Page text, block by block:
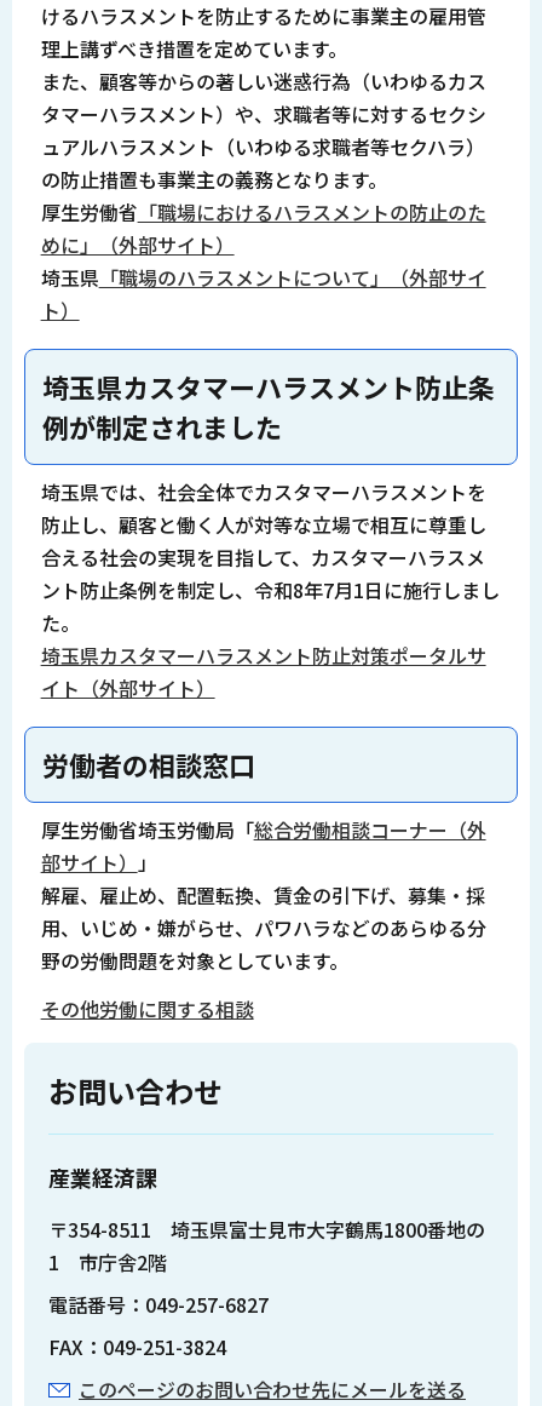
けるハラスメントを防止するために事業主の雇用管
理上講ずべき措置を定めています。
また、顧客等からの著しい迷惑行為（いわゆるカス
タマーハラスメント）や、求職者等に対するセクシ
ュアルハラスメント（いわゆる求職者等セクハラ）
の防止措置も事業主の義務となります。
厚生労働省 「職場におけるハラスメントの防止のた
めに」（外部サイト）
埼玉県 「職場のハラスメントについて」（外部サイ
ト）
埼玉県カスタマーハラスメント防止条
例が制定されました
埼玉県では、社会全体でカスタマーハラスメントを
防止し、顧客と働く人が対等な立場で相互に尊重し
合える社会の実現を目指して、カスタマーハラスメ
ント防止条例を制定し、令和8年7月1日に施行しまし
た。
埼玉県カスタマーハラスメント防止対策ポータルサ
イト（外部サイト）
労働者の相談窓口
厚生労働省埼玉労働局「総合労働相談コーナー（外
部サイト）
」
解雇、雇止め、配置転換、賃金の引下げ、募集・採
用、いじめ・嫌がらせ、パワハラなどのあらゆる分
野の労働問題を対象としています。
その他労働に関する相談
お問い合わせ
産業経済課
〒354-8511 埼玉県富士見市大字鶴馬1800番地の
1 市庁舎2階
電話番号：049-257-6827
FAX：049-251-3824
このページのお問い合わせ先にメールを送る